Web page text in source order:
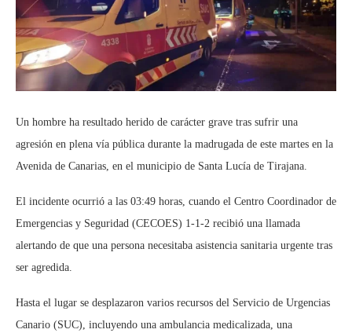
Un hombre ha resultado herido de carácter grave tras sufrir una
agresión en plena vía pública durante la madrugada de este martes en la
Avenida de Canarias, en el municipio de Santa Lucía de Tirajana.
El incidente ocurrió a las 03:49 horas, cuando el Centro Coordinador de
Emergencias y Seguridad (CECOES) 1-1-2 recibió una llamada
alertando de que una persona necesitaba asistencia sanitaria urgente tras
ser agredida.
Hasta el lugar se desplazaron varios recursos del Servicio de Urgencias
Canario (SUC), incluyendo una ambulancia medicalizada, una